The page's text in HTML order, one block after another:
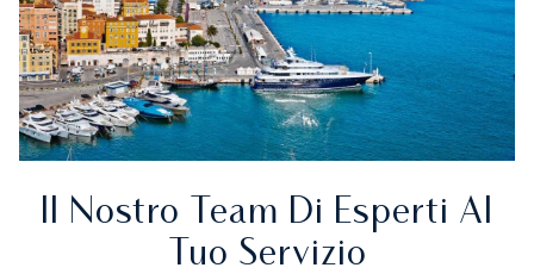
Il Nostro Team Di Esperti Al
Tuo Servizio